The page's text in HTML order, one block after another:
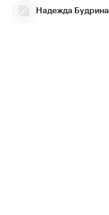
Надежда Будрина